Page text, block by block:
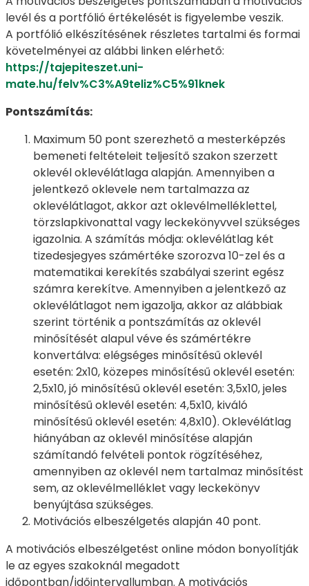
levél és a portfólió értékelését is figyelembe veszik.
A portfólió elkészítésének részletes tartalmi és formai
követelményei az alábbi linken elérhető:
https://tajepiteszet.uni-
mate.hu/felv%C3%A9teliz%C5%91knek
Pontszámítás:
Maximum 50 pont szerezhető a mesterképzés
bemeneti feltételeit teljesítő szakon szerzett
oklevél oklevélátlaga alapján. Amennyiben a
jelentkező oklevele nem tartalmazza az
oklevélátlagot, akkor azt oklevélmelléklettel,
törzslapkivonattal vagy leckekönyvvel szükséges
igazolnia. A számítás módja: oklevélátlag két
tizedesjegyes számértéke szorozva 10-zel és a
matematikai kerekítés szabályai szerint egész
számra kerekítve. Amennyiben a jelentkező az
oklevélátlagot nem igazolja, akkor az alábbiak
szerint történik a pontszámítás az oklevél
minősítését alapul véve és számértékre
konvertálva: elégséges minősítésű oklevél
esetén: 2x10, közepes minősítésű oklevél esetén:
2,5x10, jó minősítésű oklevél esetén: 3,5x10, jeles
minősítésű oklevél esetén: 4,5x10, kiváló
minősítésű oklevél esetén: 4,8x10). Oklevélátlag
hiányában az oklevél minősítése alapján
számítandó felvételi pontok rögzítéséhez,
amennyiben az oklevél nem tartalmaz minősítést
sem, az oklevélmelléklet vagy leckekönyv
benyújtása szükséges.
Motivációs elbeszélgetés alapján 40 pont.
A motivációs elbeszélgetést online módon bonyolítják
le az egyes szakoknál megadott
időpontban/időintervallumban. A motivációs